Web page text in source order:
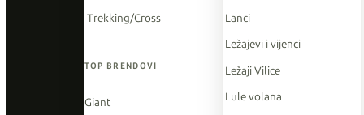
Trekking/Cross
TOP BRENDOVI
Giant
Lanci
Ležajevi i vijenci
Ležaji Vilice
Lule volana